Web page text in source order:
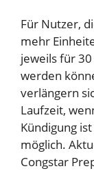
Für Nutzer,
mehr
jeweils für
werden
verlängern
Laufzeit,
Kündigung
möglich.
Congstar